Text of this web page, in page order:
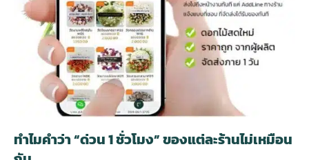
ทำไมคำว่า “ด่วน 1 ชั่วโมง” ของแต่ละร้านไม่เหมือน